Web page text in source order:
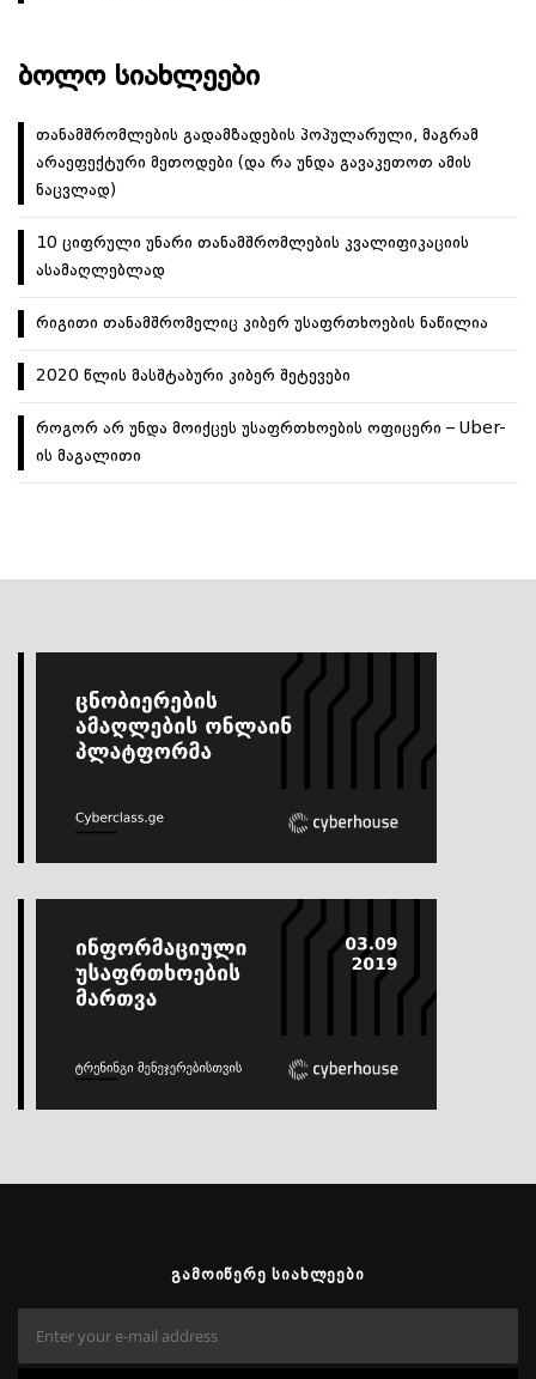
ᲑᲝᲚᲝ ᲡᲘᲐᲮᲚᲔᲔᲑᲘ
თანამშრომლების გადამზადების პოპულარული, მაგრამ
არაეფექტური მეთოდები (და რა უნდა გავაკეთოთ ამის
ნაცვლად)
10 ციფრული უნარი თანამშრომლების კვალიფიკაციის
ასამაღლებლად
რიგითი თანამშრომელიც კიბერ უსაფრთხოების ნაწილია
2020 წლის მასშტაბური კიბერ შეტევები
როგორ არ უნდა მოიქცეს უსაფრთხოების ოფიცერი – Uber-
ის მაგალითი
ᲒᲐᲛᲝᲘᲬᲔᲠᲔ ᲡᲘᲐᲮᲚᲔᲔᲑᲘ